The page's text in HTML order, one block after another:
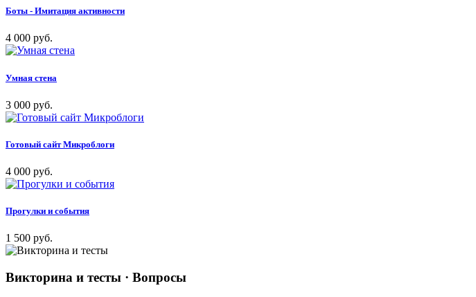
Боты - Имитация активности
4 000 руб.
Умная стена
3 000 руб.
Готовый сайт Микроблоги
4 000 руб.
Прогулки и события
1 500 руб.
Викторина и тесты · Вопросы